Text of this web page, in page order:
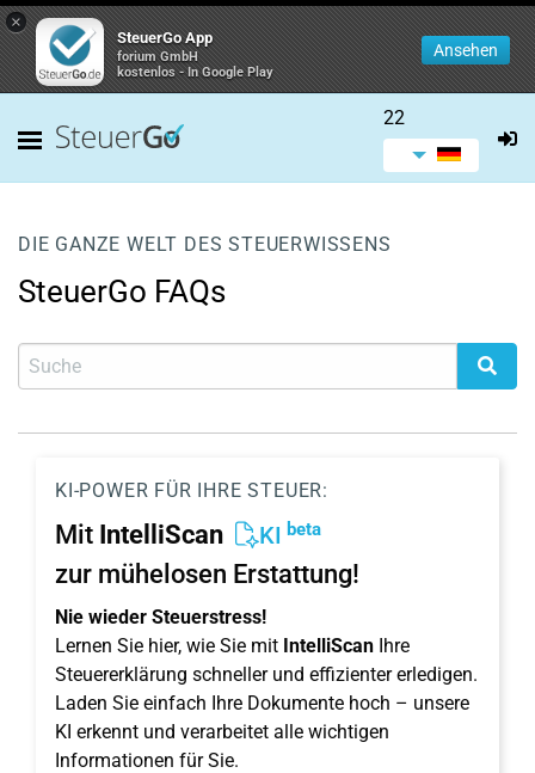
×
SteuerGo App
forium GmbH
kostenlos - In Google Play
Ansehen
22
DIE GANZE WELT DES STEUERWISSENS
SteuerGo FAQs
KI-POWER FÜR IHRE STEUER:
Mit IntelliScan KI beta
zur mühelosen Erstattung!
Nie wieder Steuerstress!
Lernen Sie hier, wie Sie mit IntelliScan Ihre
Steuererklärung schneller und effizienter erledigen.
Laden Sie einfach Ihre Dokumente hoch – unsere
KI erkennt und verarbeitet alle wichtigen
Informationen für Sie.